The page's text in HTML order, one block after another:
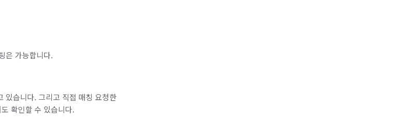
은 가능합니다.
있습니다. 그리고 직접 매칭 요청한
확인할 수 있습니다.